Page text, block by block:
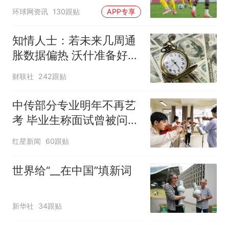
环球网资讯 130跟贴 APP专享
知情人士：若未来几周通
胀数据偏热 沃什准备好加
息
财联社 242跟贴
中传部分专业明年不再艺
考 毕业生称面试曾被问
“如何策划晚会” 专家：遏
红星新闻 60跟贴
世界给“__在中国”填新词
新华社 34跟贴